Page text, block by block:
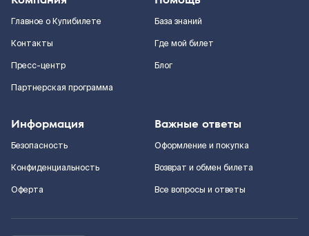
Главное о Купибилете
Контакты
Пресс-центр
Партнерская программа
База знаний
Где мой билет
Блог
Информация
Безопасность
Конфиденциальность
Оферта
Важные ответы
Оформление и покупка
Возврат и обмен билета
Все вопросы и ответы